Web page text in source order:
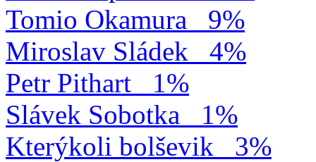
Tomio Okamura
9%
Miroslav Sládek
4%
Petr Pithart
1%
Slávek Sobotka
1%
Kterýkoli bolševik
3%